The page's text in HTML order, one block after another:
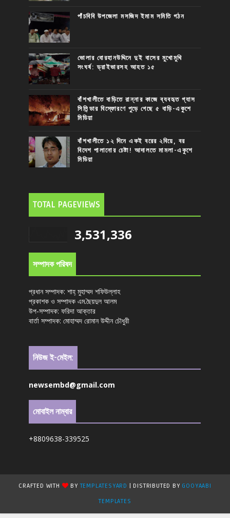
পাঁচবিবি উপজেলা মসজিদ ইমাম সমিতি গঠন
ভোলার বোরহানউদ্দিনে দুই বাসের মুখোমুখি
সংঘর্ষ: ড্রাইভারসহ আহত ১৫
বাঁশখালীতে বাড়িতে রান্নার কাজে ব্যবহৃত গ্যাস
সিলিন্ডার বিস্ফোরণে পুড়ে গেছে ৫ বাড়ি-একুশে
মিডিয়া
বাঁশখালীতে ১২ দিনে একই বরের ২বিয়ে, বর
বিদেশ পালানোর চেষ্টা! আদালতে মামলা-একুশে
মিডিয়া
TOTAL PAGEVIEWS
3,531,336
সম্পাদক পরিষদ
প্রধান সম্পাদক: শাহ্ মুহাম্মদ শফিউল্লাহ
প্রকাশক ও সম্পাদক এম.ছৈয়দুল আলম
উপ-সম্পাদক: ফরিদা আক্তার
বার্তা সম্পাদক: মোহাম্মদ রোমান উদ্দীন চৌধুরী
নিউজ ই-মেইল:
newsembd@gmail.com
মোবাইল নাম্বার
+8809638-339525
CRAFTED WITH BYTEMPLATESYARD | DISTRIBUTED BY GOOYAABI
TEMPLATES